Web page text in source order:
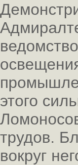
этого
трудов.
вокруг